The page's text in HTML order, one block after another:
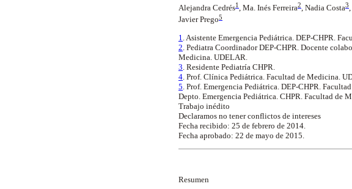
Alejandra Cedrés1, Ma. Inés Ferreira2, Nadia Costa3
Javier Prego5
1 . Asistente Emergencia Pediátrica. DEP-CHPR.
2 . Pediatra Coordinador DEP-CHPR. Docente
Medicina. UDELAR.
3 . Residente Pediatría CHPR.
4 . Prof. Clínica Pediátrica. Facultad de Medicina.
5 . Prof. Emergencia Pediátrica. DEP-CHPR.
Depto. Emergencia Pediátrica. CHPR. Facultad de
Trabajo inédito
Declaramos no tener conflictos de intereses
Fecha recibido: 25 de febrero de 2014.
Fecha aprobado: 22 de mayo de 2015.
Resumen